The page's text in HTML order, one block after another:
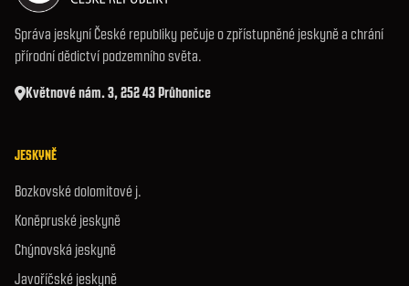
Správa jeskyní České republiky pečuje o zpřístupněné jeskyně a chrání
přírodní dědictví podzemního světa.
Květnové nám. 3, 252 43 Průhonice
JESKYNĚ
Bozkovské dolomitové j.
Koněpruské jeskyně
Chýnovská jeskyně
Javoříčské jeskyně